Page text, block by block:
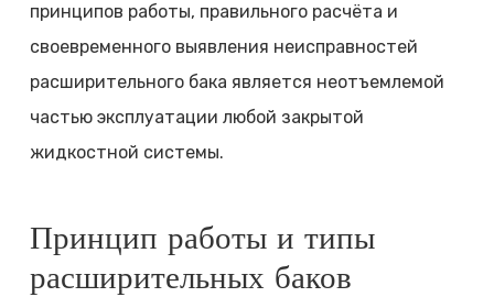
принципов работы, правильного расчёта и
своевременного выявления неисправностей
расширительного бака является неотъемлемой
частью эксплуатации любой закрытой
жидкостной системы.
Принцип работы и типы
расширительных баков